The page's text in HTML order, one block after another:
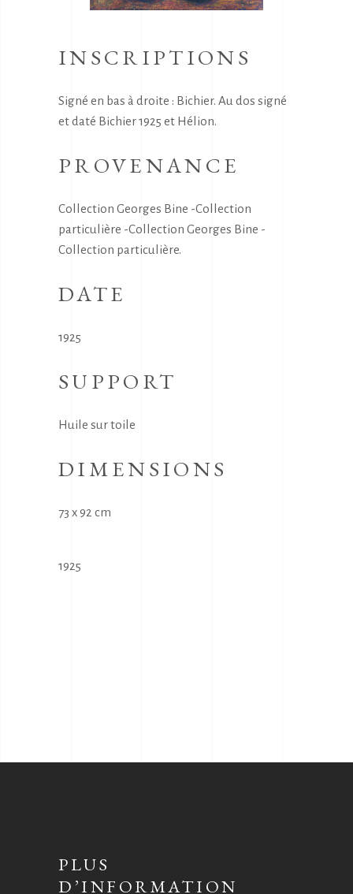
INSCRIPTIONS
Signé en bas à droite : Bichier. Au dos signé
et daté Bichier 1925 et Hélion.
PROVENANCE
Collection Georges Bine -Collection
particulière -Collection Georges Bine -
Collection particulière.
DATE
1925
SUPPORT
Huile sur toile
DIMENSIONS
73 x 92 cm
1925
PLUS
D’INFORMATION